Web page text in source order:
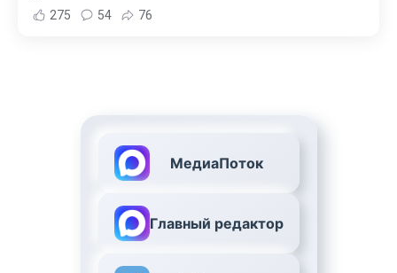
275 54 76
МедиаПоток
Главный редактор